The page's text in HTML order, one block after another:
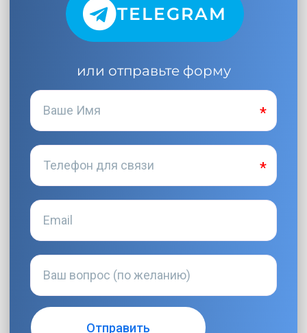
TELEGRAM
или отправьте форму